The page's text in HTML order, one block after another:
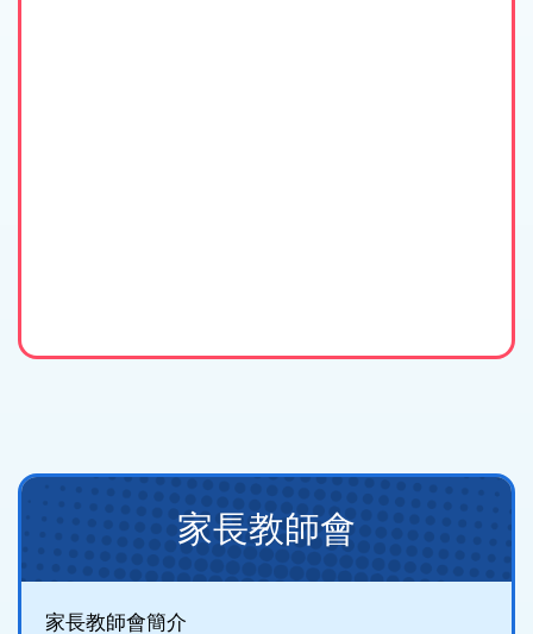
Main
(new)
家長教師會
家長教師會簡介